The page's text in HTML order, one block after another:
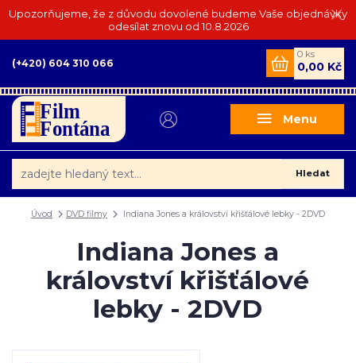
Upozorňujeme, že z důvodu dovolené budeme Vaše objednávky
odesílat znovu od 10.8.2026
Menu
Hledat
(+420) 604 310 066
0 ks
0,00 Kč
Úvod DVD filmy Indiana Jones a království křišťálové lebky - 2DVD
Indiana Jones a
království křišťálové
lebky - 2DVD